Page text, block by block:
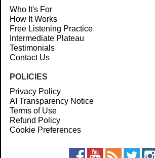
Who It's For
How It Works
Free Listening Practice
Intermediate Plateau
Testimonials
Contact Us
POLICIES
Privacy Policy
AI Transparency Notice
Terms of Use
Refund Policy
Cookie Preferences